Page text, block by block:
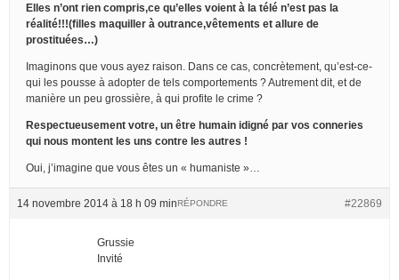
Elles n’ont rien compris,ce qu’elles voient à la télé n’est pas la
réalité!!!(filles maquiller à outrance,vêtements et allure de
prostituées…)
Imaginons que vous ayez raison. Dans ce cas, concrètement, qu’est-ce-
qui les pousse à adopter de tels comportements ? Autrement dit, et de
manière un peu grossière, à qui profite le crime ?
Respectueusement votre, un être humain idigné par vos conneries
qui nous montent les uns contre les autres !
Oui, j’imagine que vous êtes un « humaniste »…
14 novembre 2014 à 18 h 09 min #22869
RÉPONDRE
Grussie
Invité